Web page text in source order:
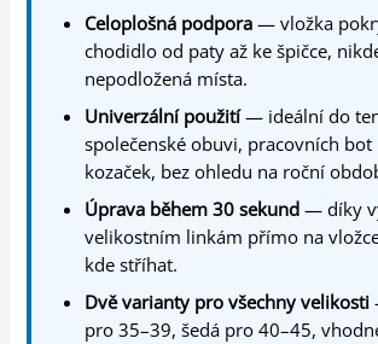
Celoplošná podpora — vložka
chodidlo od paty až ke špičce,
nepodložená místa.
Univerzální použití— ideální do
společenské obuvi, pracovních bot
kozaček, bez ohledu na roční
Úprava během 30 sekund — díky
velikostním linkám přímo na
kde stříhat.
Dvě varianty pro všechny velikosti
pro 35–39, šedá pro 40–45,